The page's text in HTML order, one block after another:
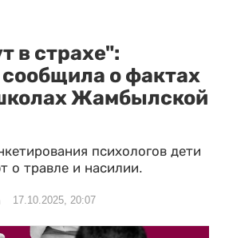
в страхе":
о фактах
Жамбылской
психологов дети
о травле и насилии.
17.10.2025, 20:07